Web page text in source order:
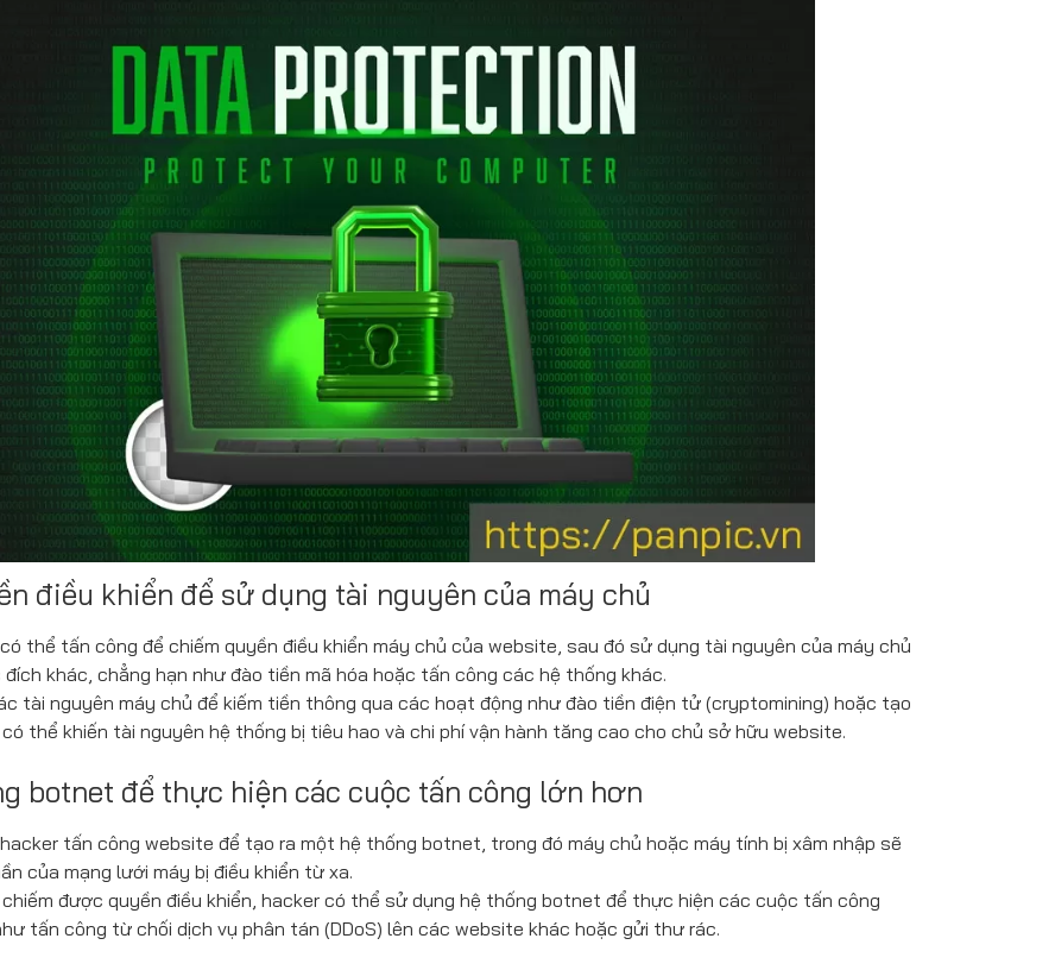
điều khiển để sử dụng tài nguyên của máy chủ
thể tấn công để chiếm quyền điều khiển máy chủ của website, sau đó sử dụng tài nguyên của máy chủ
khác, chẳng hạn như đào tiền mã hóa hoặc tấn công các hệ thống khác.
tài nguyên máy chủ để kiếm tiền thông qua các hoạt động như đào tiền điện tử (cryptomining) hoặc tạo
thể khiến tài nguyên hệ thống bị tiêu hao và chi phí vận hành tăng cao cho chủ sở hữu website.
botnet để thực hiện các cuộc tấn công lớn hơn
tấn công website để tạo ra một hệ thống botnet, trong đó máy chủ hoặc máy tính bị xâm nhập sẽ
của mạng lưới máy bị điều khiển từ xa.
được quyền điều khiển, hacker có thể sử dụng hệ thống botnet để thực hiện các cuộc tấn công
tấn công từ chối dịch vụ phân tán (DDoS) lên các website khác hoặc gửi thư rác.